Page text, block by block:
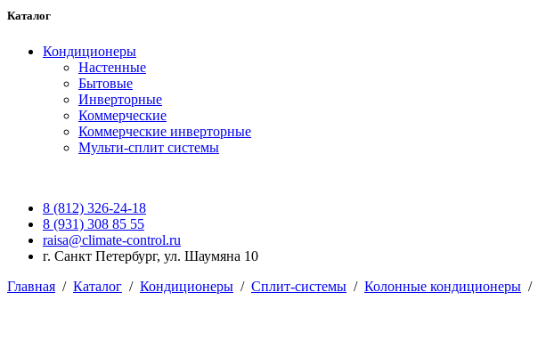
Каталог
Кондиционеры
Настенные
Бытовые
Инверторные
Коммерческие
Коммерческие инверторные
Мульти-сплит системы
8 (812) 326-24-18
8 (931) 308 85 55
raisa@climate-control.ru
г. Санкт Петербург, ул. Шаумяна 10
Главная / Каталог / Кондиционеры / Сплит-системы / Колонные кондиционеры /